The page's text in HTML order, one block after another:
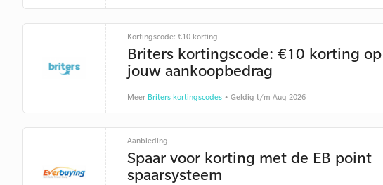
Kortingscode: €10 korting
Briters kortingscode: €10 korting op
jouw aankoopbedrag
Meer Briters kortingscodes• Geldig t/m Aug 2026
Aanbieding
Spaar voor korting met de EB point
spaarsysteem